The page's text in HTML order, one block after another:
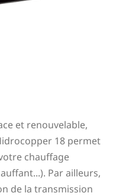
et renouvelable,
18 permet
chauffage
Par ailleurs,
de la transmission